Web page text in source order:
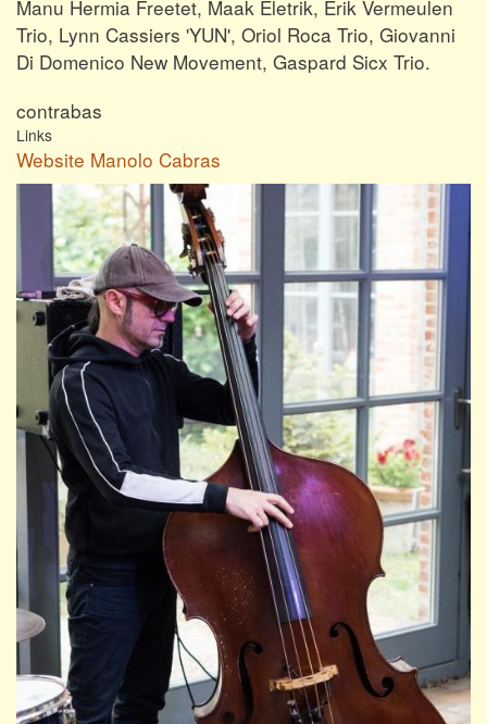
Manu Hermia Freetet, Maak Eletrik, Erik Vermeulen
Trio, Lynn Cassiers 'YUN', Oriol Roca Trio, Giovanni
Di Domenico New Movement, Gaspard Sicx Trio.
contrabas
Links
Website Manolo Cabras